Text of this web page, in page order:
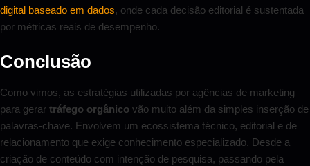
digital baseado em dados, onde cada decisão editorial é sustentada
por métricas reais de desempenho.
Conclusão
Como vimos, as estratégias utilizadas por agências de marketing
para gerar tráfego orgânico vão muito além da simples inserção de
palavras-chave. Envolvem um ecossistema técnico, editorial e de
relacionamento que exige conhecimento especializado. Desde a
criação de conteúdo com intenção de pesquisa, passando pela